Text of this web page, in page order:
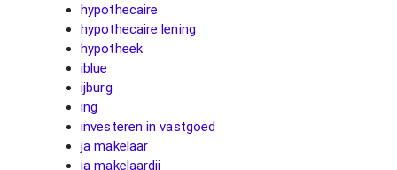
hypothecaire
hypothecaire lening
hypotheek
iblue
ijburg
ing
investeren in vastgoed
ja makelaar
ja makelaardij